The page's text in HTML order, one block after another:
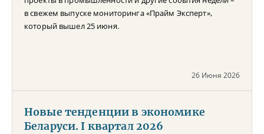
в свежем выпуске мониторинга «Прайм Эксперт»,
который вышел 25 июня.
26 Июня 2026
Новые тенденции в экономике
Беларуси. I квартал 2026